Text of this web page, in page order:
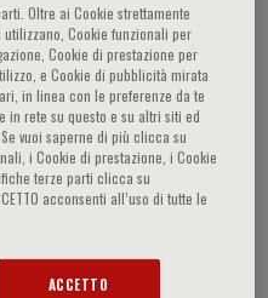
in Paediatrics -
Postgraduate
- University of Turin •
Degree - University of
• 2021-to date:
of Turin,
to date: Medical
Oltre ai Cookie strettamente
Cookie funzionali per
Cookie di prestazione per
e Cookie di pubblicità mirata
in linea con le preferenze da te
in rete su questo e su altri siti ed
vuoi saperne di più clicca su
i Cookie di prestazione, i Cookie
terze parti clicca su
acconsenti all’uso di tutte le
ACCETTO